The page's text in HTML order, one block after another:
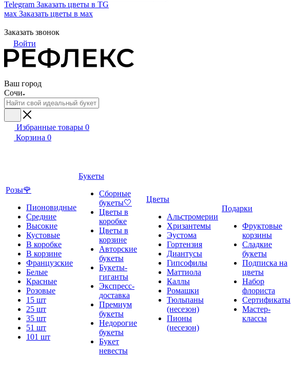
Telegram Заказать цветы в TG
мах Заказать цветы в мах
Заказать звонок
Войти
Ваш город
Сочи
Избранные товары 0
Корзина 0
Розы🌹
Пионовидные
Средние
Высокие
Кустовые
В коробке
В корзине
Французские
Белые
Красные
Розовые
15 шт
25 шт
35 шт
51 шт
101 шт
Букеты
Сборные
букеты🤍
Цветы в
коробке
Цветы в
корзине
Авторские
букеты
Букеты-
гиганты
Экспресс-
доставка
Премиум
букеты
Недорогие
букеты
Букет
невесты
Цветы
Альстромерии
Хризантемы
Эустома
Гортензия
Диантусы
Гипсофилы
Маттиола
Каллы
Ромашки
Тюльпаны
(несезон)
Пионы
(несезон)
Подарки
Фруктовые
корзины
Сладкие
букеты
Подписка на
цветы
Набор
флориста
Сертификаты
Мастер-
классы